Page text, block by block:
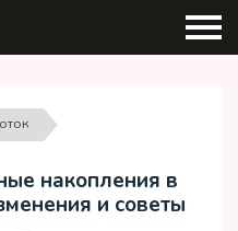
накопления в
и советы